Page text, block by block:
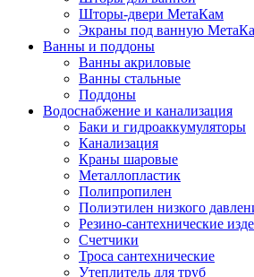
Шторы-двери МетаКам
Экраны под ванную
Ванны и поддоны
Ванны акриловые
Ванны стальные
Поддоны
Водоснабжение и канализация
Баки и гидроаккумуляторы
Канализация
Краны шаровые
Металлопластик
Полипропилен
Полиэтилен низкого
Резино-сантехнические
Счетчики
Троса сантехнические
Утеплитель для труб